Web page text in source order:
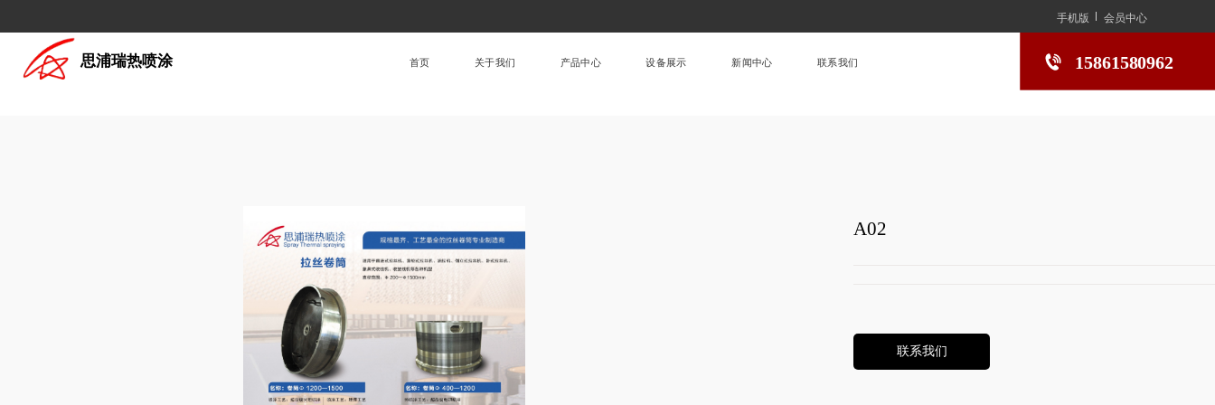
手机版 会员中心
首页 关于我们 产品中心 设备展示 新闻中心 联系我们 15861580962
思浦瑞热喷涂
A02
联系我们